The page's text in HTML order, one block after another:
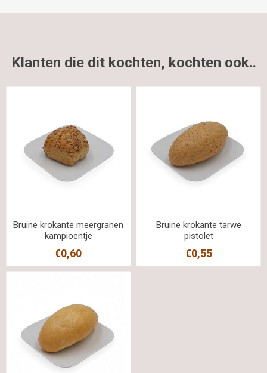
Klanten die dit kochten, kochten ook..
Bruine krokante meergranen
kampioentje
€0,60
Bruine krokante tarwe
pistolet
€0,55